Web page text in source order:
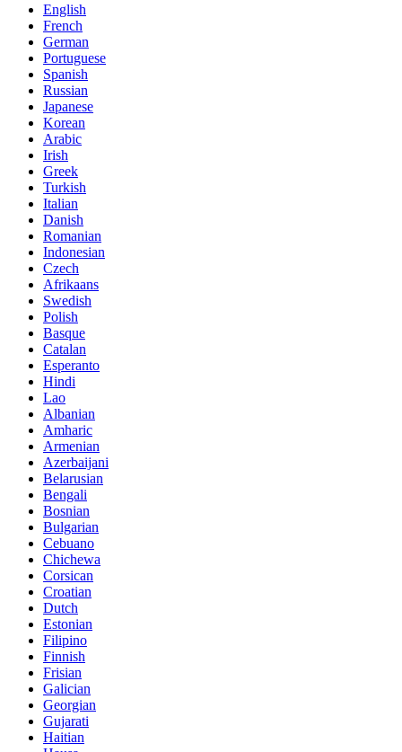
English
French
German
Portuguese
Spanish
Russian
Japanese
Korean
Arabic
Irish
Greek
Turkish
Italian
Danish
Romanian
Indonesian
Czech
Afrikaans
Swedish
Polish
Basque
Catalan
Esperanto
Hindi
Lao
Albanian
Amharic
Armenian
Azerbaijani
Belarusian
Bengali
Bosnian
Bulgarian
Cebuano
Chichewa
Corsican
Croatian
Dutch
Estonian
Filipino
Finnish
Frisian
Galician
Georgian
Gujarati
Haitian